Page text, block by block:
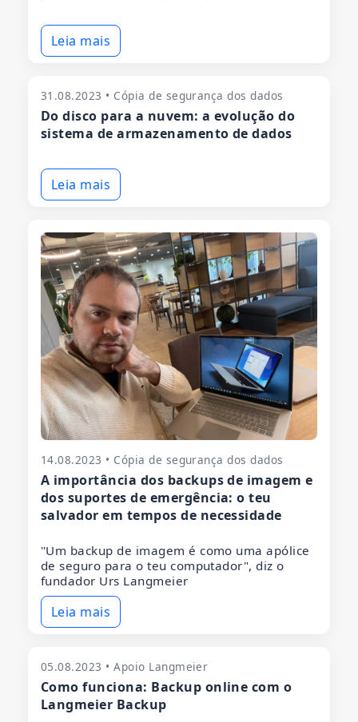
Leia mais
31.08.2023 • Cópia de segurança dos dados
Do disco para a nuvem: a evolução do
sistema de armazenamento de dados
Leia mais
14.08.2023 • Cópia de segurança dos dados
A importância dos backups de imagem e
dos suportes de emergência: o teu
salvador em tempos de necessidade
"Um backup de imagem é como uma apólice
de seguro para o teu computador", diz o
fundador Urs Langmeier
Leia mais
05.08.2023 • Apoio Langmeier
Como funciona: Backup online com o
Langmeier Backup